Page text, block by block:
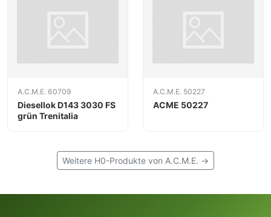
A.C.M.E. 60709
Diesellok D143 3030 FS
grün Trenitalia
A.C.M.E. 50227
ACME 50227
Weitere H0-Produkte von A.C.M.E. →